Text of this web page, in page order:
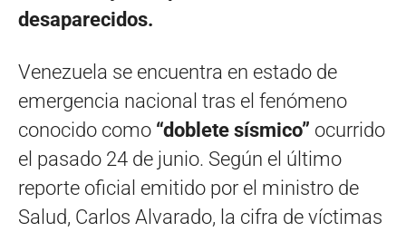
desaparecidos.
Venezuela se encuentra en estado de
emergencia nacional tras el fenómeno
conocido como “doblete sísmico” ocurrido
el pasado 24 de junio. Según el último
reporte oficial emitido por el ministro de
Salud, Carlos Alvarado, la cifra de víctimas